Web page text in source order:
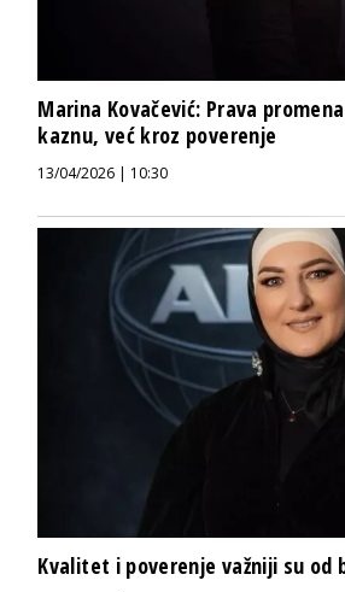
Marina Kovačević: Prava
kaznu, već kroz poverenje
13/04/2026 | 10:30
Kvalitet i poverenje važniji su od